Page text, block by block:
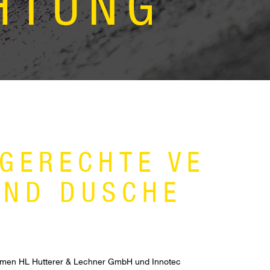
VE
DUSCHE
HL Hutterer & Lechner GmbH und Innotec